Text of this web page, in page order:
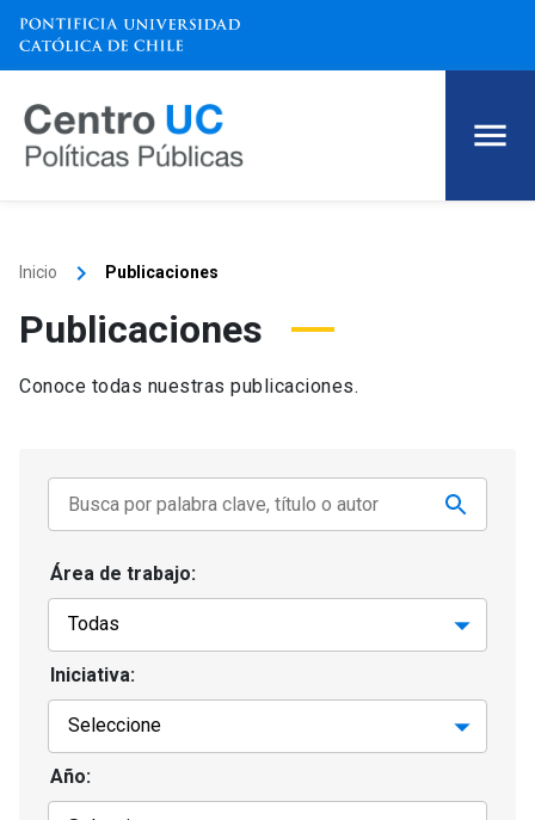
Inicio keyboard_arrow_right Publicaciones
Publicaciones
Conoce todas nuestras publicaciones.
Área de trabajo:
Iniciativa:
Año: